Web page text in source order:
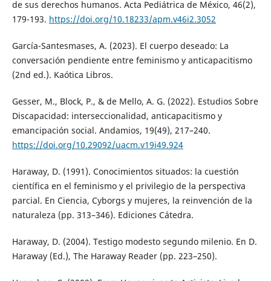
de sus derechos humanos. Acta Pediátrica de México, 46(2),
179-193. https://doi.org/10.18233/apm.v46i2.3052
García-Santesmases, A. (2023). El cuerpo deseado: La
conversación pendiente entre feminismo y anticapacitismo
(2nd ed.). Kaótica Libros.
Gesser, M., Block, P., & de Mello, A. G. (2022). Estudios Sobre
Discapacidad: interseccionalidad, anticapacitismo y
emancipación social. Andamios, 19(49), 217–240.
https://doi.org/10.29092/uacm.v19i49.924
Haraway, D. (1991). Conocimientos situados: la cuestión
científica en el feminismo y el privilegio de la perspectiva
parcial. En Ciencia, Cyborgs y mujeres, la reinvención de la
naturaleza (pp. 313–346). Ediciones Cátedra.
Haraway, D. (2004). Testigo modesto segundo milenio. En D.
Haraway (Ed.), The Haraway Reader (pp. 223–250).